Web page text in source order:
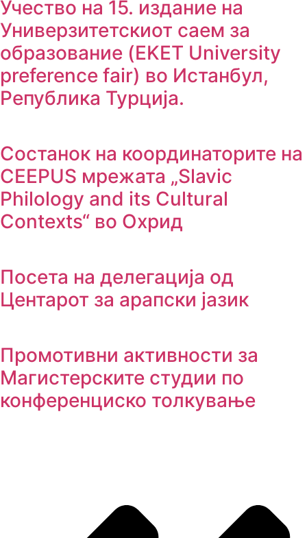
Учество на 15. издание на
Универзитетскиот саем за
образование (EKET University
preference fair) во Истанбул,
Република Турција.
Состанок на координаторите на
CEEPUS мрежата „Slavic
Philology and its Cultural
Contexts“ во Охрид
Посета на делегација од
Центарот за арапски јазик
Промотивни активности за
Магистерските студии по
конференциско толкување